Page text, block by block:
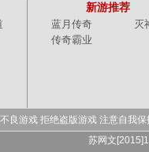
新游推荐
蓝月传奇
灭
传奇霸业
良游戏 拒绝盗版游戏 注意自我
苏网文